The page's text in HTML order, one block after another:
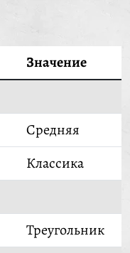
Значение
Средняя
Классика
Треугольник